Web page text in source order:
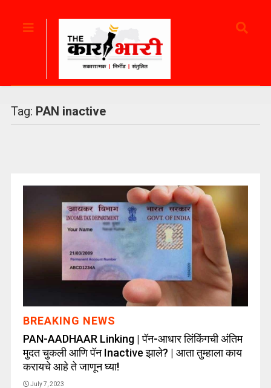
Tag: PAN inactive
BREAKING NEWS
PAN-AADHAAR Linking | पॅन-आधार लिंकिंगची अंतिम
मुदत चुकली आणि पॅन Inactive झाले? | आता तुम्हाला काय
करायचे आहे ते जाणून घ्या!
July 7, 2023